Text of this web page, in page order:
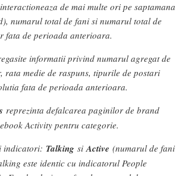
de mai multe ori pe saptamana
numarul total de fani si numarul total de
fata de perioada anterioara.
informatii privind numarul agregat de
medie de raspuns, tipurile de postari
fata de perioada anterioara.
reprezinta defalcarea paginilor de brand
Activity pentru categorie.
indicatori: Talking siActive (numarul de fani
este identic cu indicatorul People